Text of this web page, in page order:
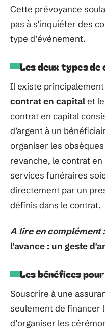
Cette prévoyance
pas à s’inquiéter des
type d’événement.
Les deux types
Il existe
contrat en capitalet le
contrat en capital
d’argent à un
organiser les
revanche, le contrat
services funéraires
directement par un
définis dans le contrat.
A lire en complément :
l'avance : un geste
Les bénéfices
Souscrire à une
seulement de financer
d’organiser les